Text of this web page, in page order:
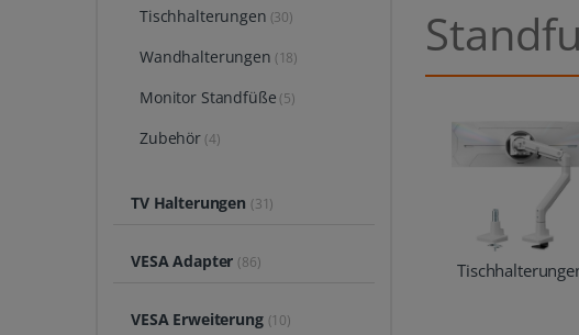
Tischhalterungen (30)
Wandhalterungen (18)
Monitor Standfüße (5)
Zubehör (4)
TV Halterungen (31)
VESA Adapter (86)
VESA Erweiterung (10)